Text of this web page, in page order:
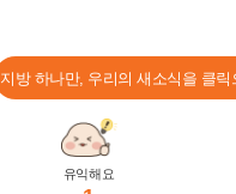
지방 하나만, 우리의 새소식을 클릭
유익해요